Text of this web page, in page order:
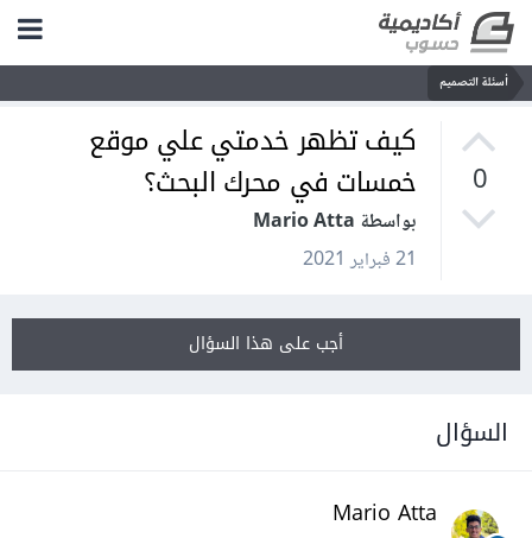
أسئلة التصميم
0
كيف تظهر خدمتي علي موقع
خمسات في محرك البحث؟
بواسطة Mario Atta
21 فبراير 2021
أجب على هذا السؤال
السؤال
Mario Atta